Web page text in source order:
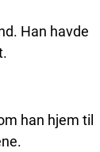
Han havde
han hjem til